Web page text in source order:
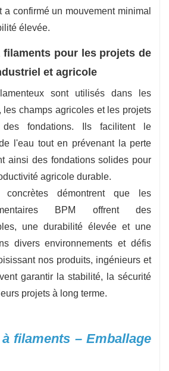
a confirmé un mouvement minimal
élevée.
filaments pour les projets de
et agricole
sont utilisés dans les
les champs agricoles et les projets
des fondations. Ils facilitent le
l'eau tout en prévenant la perte
ainsi des fondations solides pour
agricole durable.
concrètes démontrent que les
BPM offrent des
une durabilité élevée et une
divers environnements et défis
nos produits, ingénieurs et
garantir la stabilité, la sécurité
projets à long terme.
filaments – Emballage